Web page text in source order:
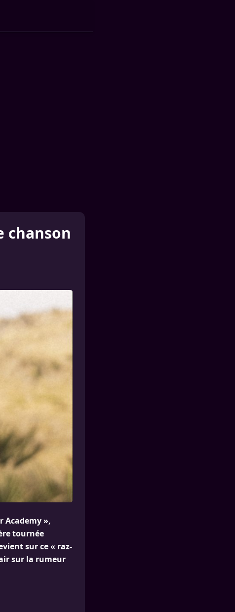
chanson
Academy »,
tournée
sur ce « raz-
sur la rumeur